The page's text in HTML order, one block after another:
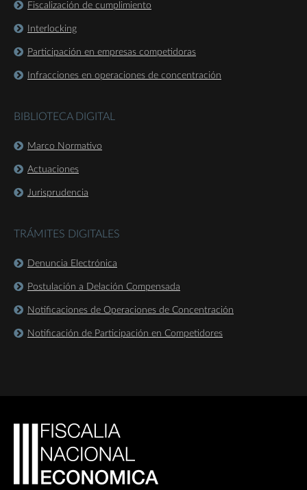
Fiscalización de cumplimiento
Interlocking
Participación en empresas competidoras
Infracciones en operaciones de concentración
BIBLIOTECA DIGITAL
Marco Normativo
Actuaciones
Jurisprudencia
TRÁMITES DIGITALES
Denuncia Electrónica
Postulación a Delación Compensada
Notificaciones de Operaciones de Concentración
Notificación de Participación en Competidores